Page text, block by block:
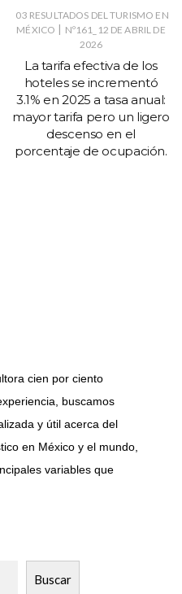
03 RESULTADOS DEL TURISMO EN
MÉXICO
Nº161_12 DE ABRIL DE
2026
La tarifa efectiva de los
hoteles se incrementó
3.1% en 2025 a tasa anual:
mayor tarifa pero un ligero
descenso en el
porcentaje de ocupación.
cien por ciento
buscamos
y útil acerca del
en México y el mundo,
variables que
Buscar